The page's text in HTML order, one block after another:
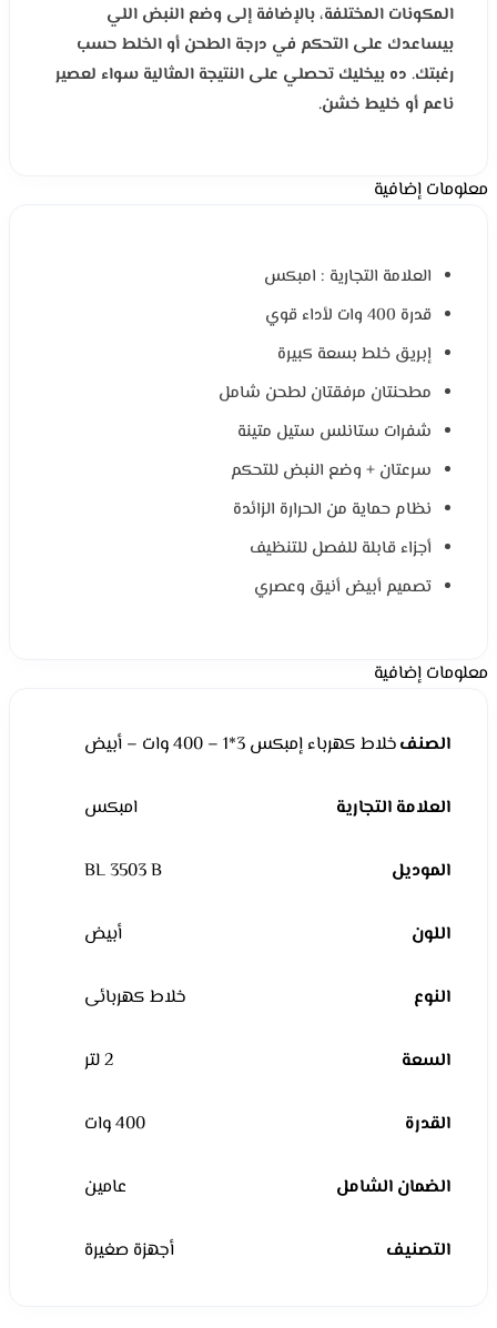
المكونات المختلفة، بالإضافة إلى وضع النبض اللي
بيساعدك على التحكم في درجة الطحن أو الخلط حسب
رغبتك. ده بيخليك تحصلي على النتيجة المثالية سواء لعصير
ناعم أو خليط خشن.
معلومات إضافية
العلامة التجارية : امبكس
قدرة 400 وات لأداء قوي
إبريق خلط بسعة كبيرة
مطحنتان مرفقتان لطحن شامل
شفرات ستانلس ستيل متينة
سرعتان + وضع النبض للتحكم
نظام حماية من الحرارة الزائدة
أجزاء قابلة للفصل للتنظيف
تصميم أبيض أنيق وعصري
معلومات إضافية
الصنفخلاط كهرباء إمبكس 3*1 – 400 وات – أبيض
العلامة التجارية امبكس
الموديل BL 3503 B
اللون أبيض
النوع خلاط كهربائى
السعة 2 لتر
القدرة 400 وات
الضمان الشامل عامين
التصنيف أجهزة صغيرة